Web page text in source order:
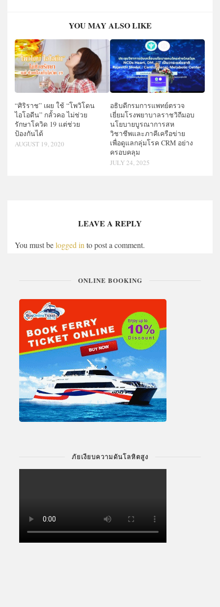
YOU MAY ALSO LIKE
“ศิริราช” เผย ใช้ “โพวิโดน
ไอโอดีน” กลั้วคอ ไม่ช่วย
รักษาโควิด 19 แต่ช่วย
ป้องกันได้
AUGUST 19, 2020
อธิบดีกรมการแพทย์ตรวจ
เยี่ยมโรงพยาบาลราชวิถีมอบ
นโยบายบูรณาการสห
วิชาชีพและภาคีเครือข่าย
เพื่อดูแลกลุ่มโรค CRM อย่าง
ครอบคลุม
JULY 24, 2025
LEAVE A REPLY
You must belogged in to post a comment.
ONLINE BOOKING
ภัยเงียบความดันโลหิตสูง